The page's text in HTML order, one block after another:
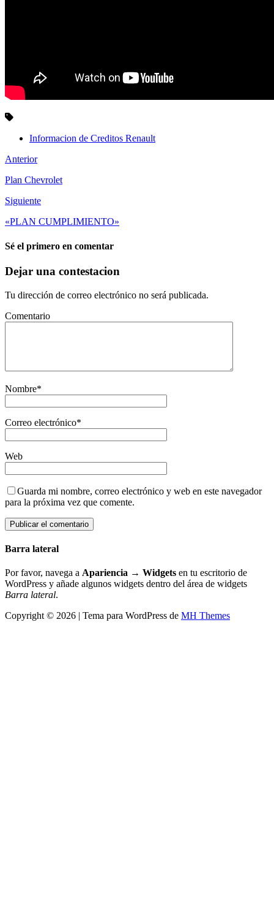
Informacion de Creditos Renault
Anterior
Plan Chevrolet
Siguiente
«PLAN CUMPLIMIENTO»
Sé el primero en comentar
Dejar una contestacion
Tu dirección de correo electrónico no será publicada.
Comentario
Nombre*
Correo electrónico*
Web
Guarda mi nombre, correo electrónico y web en este navegador
para la próxima vez que comente.
Barra lateral
Por favor, navega a Apariencia → Widgets en tu escritorio de
WordPress y añade algunos widgets dentro del área de widgets
Barra lateral.
Copyright © 2026 | Tema para WordPress de MH Themes